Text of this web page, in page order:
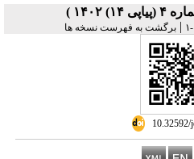
| برگشت به فهرست نسخه ها
10.32592/